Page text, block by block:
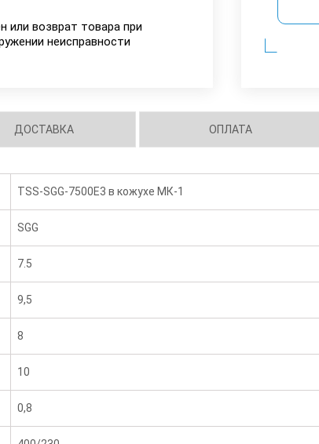
или возврат товара при
неисправности
ДОСТАВКА ОПЛАТА
TSS-SGG-7500Е3 в кожухе МК-1
SGG
7.5
9,5
8
10
0,8